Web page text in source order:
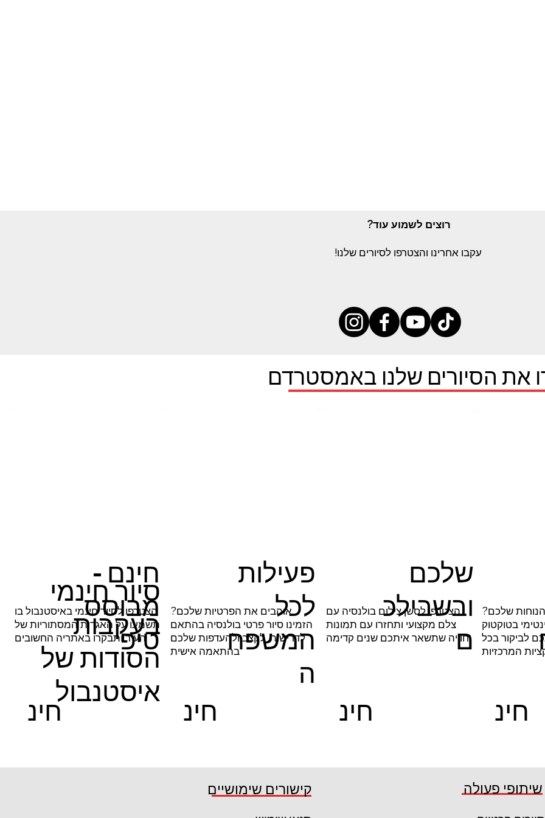
רוצים לשמוע עוד?
עקבו אחרינו והצטרפו לסיורים שלנו!
את הסיורים שלנו באמסטרדם
חינ
חינם -
מבוסס
טיפ
סיור חינמי
בעקבות
הסודות של
איסטנבול
הצטרפו לסיור חינמי באיסטנבול בו
תשמעו על האגדות המסתוריות של
העיר ותבקרו באתריה החשובים
חינ
פעילות
לכל
המשפח
ה
אוהבים את הפרטיות שלכם?
הזמינו סיור פרטי בולנסיה בהתאם
לדרישות, לקצב ולהעדפות שלכם
בהתאמה אישית
חינ
שלכם
ובשבילכ
ם
הצטרפו לסשן צילום בולנסיה עם
צלם מקצועי ותחזרו עם תמונות
וחוויה שתשאר איתכם שנים קדימה
חינ
שלכם?
בטוקטוק
לביקור בכל
המרכזיות
קישורים שימושיים שיתופי פעולה